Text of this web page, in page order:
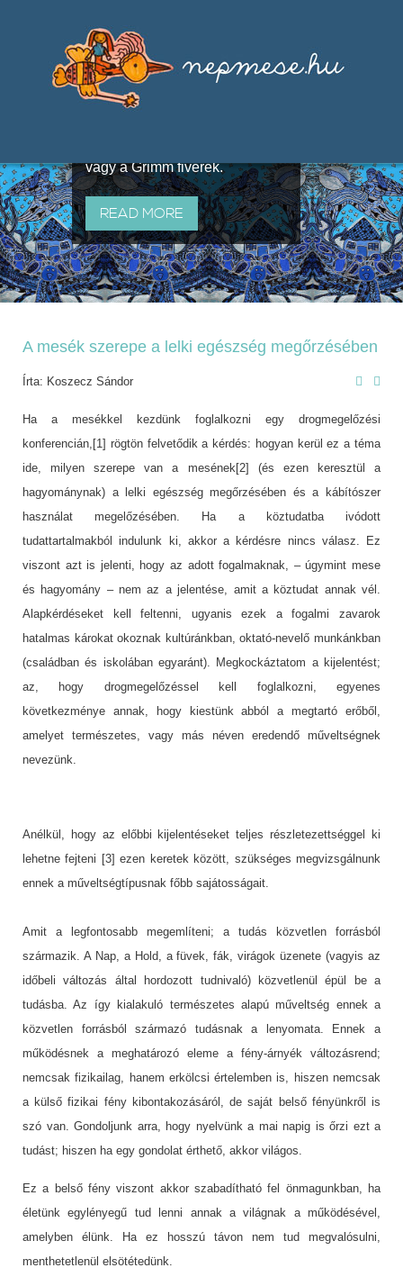
útján terjedő elbeszélésekből,
melyeket olyan ismert gyűjtők
állítottak össze, mint Benedek
vagy a Grimm fivérek.
READ MORE
A mesék szerepe a lelki egészség megőrzésében
Írta: Koszecz Sándor
Ha a mesékkel kezdünk foglalkozni egy drogmegelőzési
konferencián,[1] rögtön felvetődik a kérdés: hogyan kerül ez a téma
ide, milyen szerepe van a mesének[2] (és ezen keresztül a
hagyománynak) a lelki egészség megőrzésében és a kábítószer
használat megelőzésében. Ha a köztudatba ivódott
tudattartalmakból indulunk ki, akkor a kérdésre nincs válasz. Ez
viszont azt is jelenti, hogy az adott fogalmaknak, – úgymint mese
és hagyomány – nem az a jelentése, amit a köztudat annak vél.
Alapkérdéseket kell feltenni, ugyanis ezek a fogalmi zavarok
hatalmas károkat okoznak kultúránkban, oktató-nevelő munkánkban
(családban és iskolában egyaránt). Megkockáztatom a kijelentést;
az, hogy drogmegelőzéssel kell foglalkozni, egyenes
következménye annak, hogy kiestünk abból a megtartó erőből,
amelyet természetes, vagy más néven eredendő műveltségnek
nevezünk.
Anélkül, hogy az előbbi kijelentéseket teljes részletezettséggel ki
lehetne fejteni [3] ezen keretek között, szükséges megvizsgálnunk
ennek a műveltségtípusnak főbb sajátosságait.
Amit a legfontosabb megemlíteni; a tudás közvetlen forrásból
származik. A Nap, a Hold, a füvek, fák, virágok üzenete (vagyis az
időbeli változás által hordozott tudnivaló) közvetlenül épül be a
tudásba. Az így kialakuló természetes alapú műveltség ennek a
közvetlen forrásból származó tudásnak a lenyomata. Ennek a
működésnek a meghatározó eleme a fény-árnyék változásrend;
nemcsak fizikailag, hanem erkölcsi értelemben is, hiszen nemcsak
a külső fizikai fény kibontakozásáról, de saját belső fényünkről is
szó van. Gondoljunk arra, hogy nyelvünk a mai napig is őrzi ezt a
tudást; hiszen ha egy gondolat érthető, akkor világos.
Ez a belső fény viszont akkor szabadítható fel önmagunkban, ha
életünk egylényegű tud lenni annak a világnak a működésével,
amelyben élünk. Ha ez hosszú távon nem tud megvalósulni,
menthetetlenül elsötétedünk.